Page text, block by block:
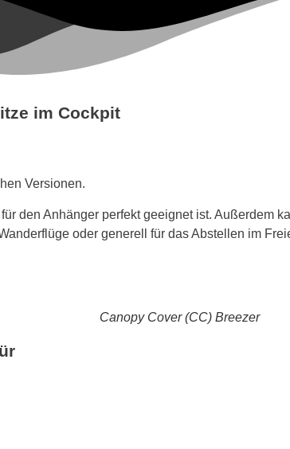
im Cockpit
Versionen.
den Anhänger perfekt geeignet ist. Außerdem
oder generell für das Abstellen im
Canopy Cover (CC) Breezer